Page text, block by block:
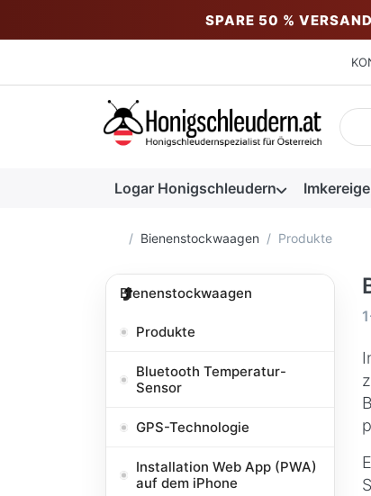
SPARE 50 %
Logar Honigschleudern
Startseite
Bienenstockwaagen Produkte
Bienenstockwaagen
Produkte
Bluetooth Temperatur-
Sensor
GPS-Technologie
Installation Web App (PWA)
auf dem iPhone